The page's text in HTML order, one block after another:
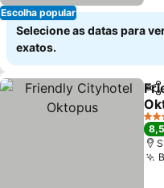
Escolha popular
Selecione as datas para
exatos.
3
8,5